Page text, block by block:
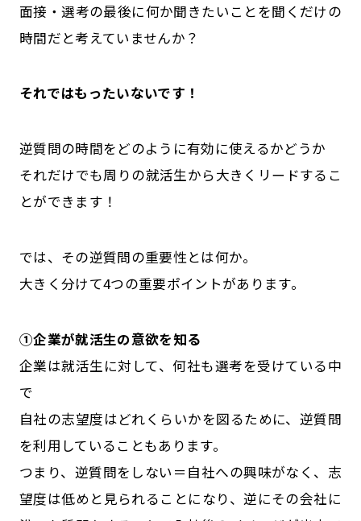
面接・選考の最後に何か聞きたいことを聞くだけの
時間だと考えていませんか？
それではもったいないです！
逆質問の時間をどのように有効に使えるかどうか
それだけでも周りの就活生から大きくリードするこ
とができます！
では、その逆質問の重要性とは何か。
大きく分けて4つの重要ポイントがあります。
①企業が就活生の意欲を知る
企業は就活生に対して、何社も選考を受けている中
で
自社の志望度はどれくらいかを図るために、逆質問
を利用していることもあります。
つまり、逆質問をしない＝自社への興味がなく、志
望度は低めと見られることになり、逆にその会社に